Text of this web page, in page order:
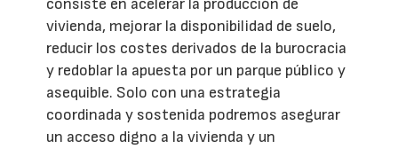
consiste en acelerar la producción de
vivienda, mejorar la disponibilidad de suelo,
reducir los costes derivados de la burocracia
y redoblar la apuesta por un parque público y
asequible. Solo con una estrategia
coordinada y sostenida podremos asegurar
un acceso digno a la vivienda y un